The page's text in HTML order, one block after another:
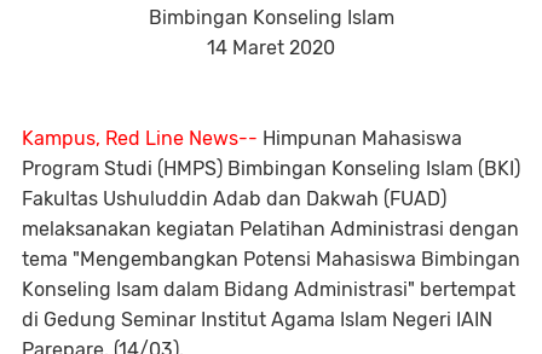
Bimbingan Konseling Islam
14 Maret 2020
Kampus, Red Line News-- Himpunan Mahasiswa
Program Studi (HMPS) Bimbingan Konseling Islam (BKI)
Fakultas Ushuluddin Adab dan Dakwah (FUAD)
melaksanakan kegiatan Pelatihan Administrasi dengan
tema "Mengembangkan Potensi Mahasiswa Bimbingan
Konseling Isam dalam Bidang Administrasi" bertempat
di Gedung Seminar Institut Agama Islam Negeri IAIN